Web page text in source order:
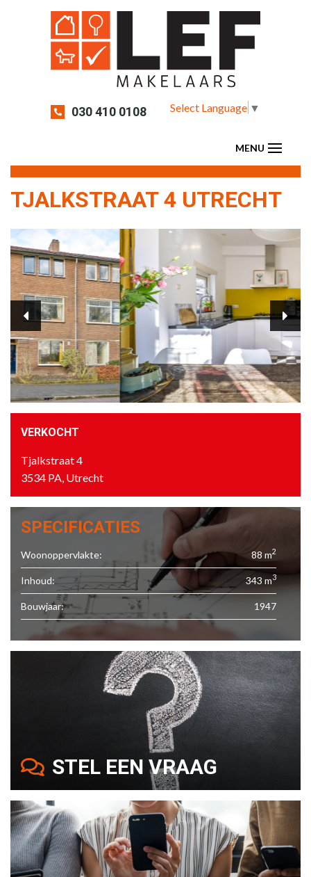
030 410 0108 Select Language ▼
TJALKSTRAAT 4 UTRECHT
VERKOCHT
Tjalkstraat 4
3534 PA, Utrecht
SPECIFICATIES
Woonoppervlakte: 88 m2
Inhoud: 343 m3
Bouwjaar: 1947
STEL EEN VRAAG